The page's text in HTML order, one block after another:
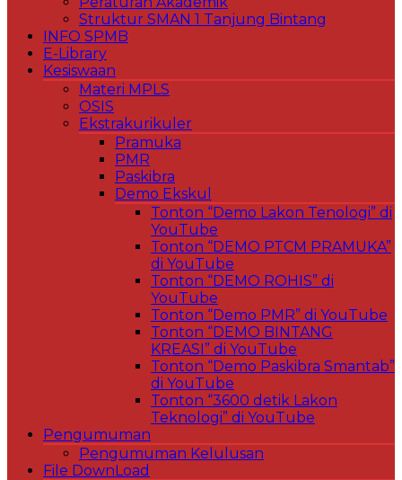
Struktur SMAN 1 Tanjung Bintang
INFO SPMB
E-Library
Kesiswaan
Materi MPLS
OSIS
Ekstrakurikuler
Pramuka
PMR
Paskibra
Demo Ekskul
Tonton “Demo Lakon Tenologi” di
YouTube
Tonton “DEMO PTCM PRAMUKA”
di YouTube
Tonton “DEMO ROHIS” di
YouTube
Tonton “Demo PMR” di YouTube
Tonton “DEMO BINTANG
KREASI” di YouTube
Tonton “Demo Paskibra Smantab”
di YouTube
Tonton “3600 detik Lakon
Teknologi” di YouTube
Pengumuman
Pengumuman Kelulusan
File DownLoad